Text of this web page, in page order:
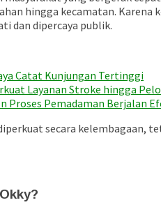
hingga kecamatan.
dan dipercaya publik.
Catat Kunjungan Tertinggi
Layanan Stroke hingga
Proses Pemadaman Berjalan
secara kelembagaan,